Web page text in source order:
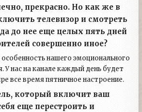
прекрасно. Но как же в
телевизор и смотреть
до нее еще целых пять дней
совершенно иное?
нашего эмоционального
У нас на канале каждый день будет
все время пятничное настроение.
который включит ваш
еще перестроить и